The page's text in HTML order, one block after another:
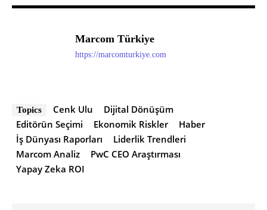
Marcom Türkiye
https://marcomturkiye.com
Topics Cenk Ulu
Dijital Dönüşüm
Editörün Seçimi
Ekonomik Riskler
Haber
İş Dünyası Raporları
Liderlik Trendleri
Marcom Analiz
PwC CEO Araştırması
Yapay Zeka ROI